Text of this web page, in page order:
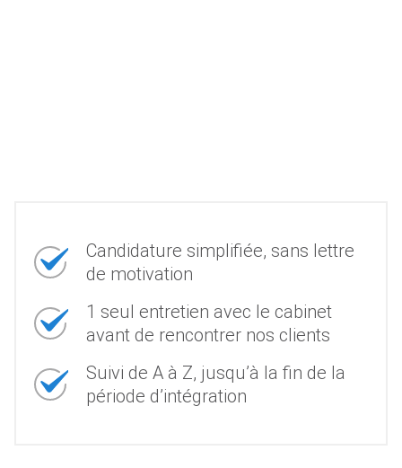
Candidature simplifiée, sans lettre
de motivation
1 seul entretien avec le cabinet
avant de rencontrer nos clients
Suivi de A à Z, jusqu’à la fin de la
période d’intégration